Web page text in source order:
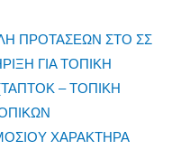
ΠΡΟΤΑΣΕΩΝ ΣΤΟ ΣΣ
ΓΙΑ ΤΟΠΙΚΗ
– ΤΟΠΙΚΗ
ΧΑΡΑΚΤΗΡΑ